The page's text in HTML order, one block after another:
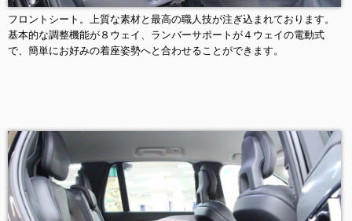
フロントシート。上質な素材と最高の職人技が注ぎ込まれております。
基本的な調整機能が８ウェイ、ランバーサポートが４ウェイの電動式
で、簡単にお好みの着座姿勢へと合わせることができます。